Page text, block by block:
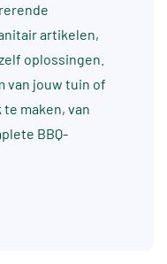
artikelen,
oplossingen.
van jouw tuin of
maken, van
BBQ-